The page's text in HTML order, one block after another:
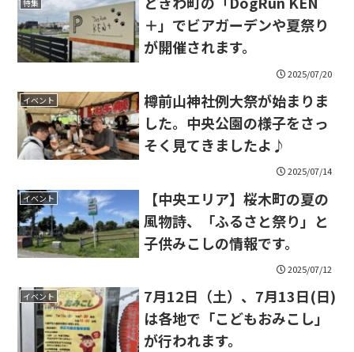
特集
＋」でビアガーデンや夏祭り
が開催されます。
2025/07/20
イベント
樽前山神社例大祭が始まりま
した。中央公園の様子をさっ
そく見てきましたよ♪
2025/07/14
イベント
【中央エリア】桜木町の夏の
風物詩、「ふるさと祭り」と
子供みこしの情報です。
2025/07/12
イベント
7月12日（土）、7月13日(日)
は各地で「こどもおみこし」
が行われます。